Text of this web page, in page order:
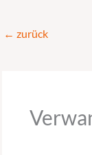
← zurück